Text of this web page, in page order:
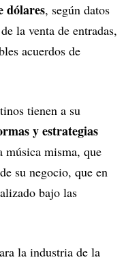
dólares, según datos
la venta de entradas,
acuerdos de
tienen a su
y estrategias
música misma, que
su negocio, que en
bajo las
la industria de la